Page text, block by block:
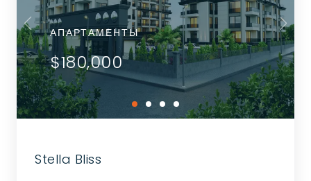
АПАРТАМЕНТЫ
$180,000
Stella Bliss